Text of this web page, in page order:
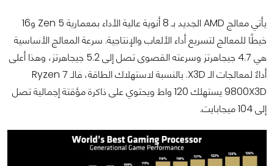
يأتي معالج AMD الجديد بـ 8 أنوية عالية الأداء بمعمارية Zen 5 و16
خيطًا للمعالج لتسريع أداء الألعاب والإنتاجية. سرعة المعالج الأساسية
هي 4.7 جيجاهرتز وسرعته القصوى تصل إلى 5.2 جيجاهرتز، وهذا أعلى
أداءٌ لمعالجات الـ X3D. بالنسبة لاستهلاك الطاقة، فالـ Ryzen 7
9800X3D يستهلك 120 واط ويحتوي على ذاكرة مؤقتة إجمالية تصل
إلى 104 ميجابايت.